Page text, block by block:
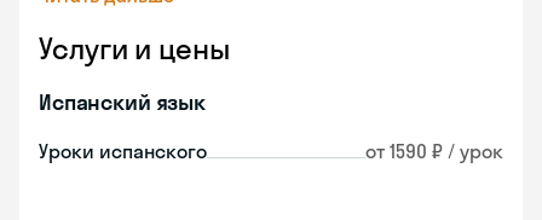
Услуги и цены
Испанский язык
Уроки испанского от 1590 ₽ / урок